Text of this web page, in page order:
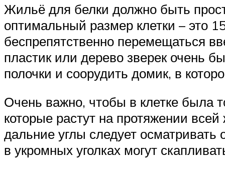
Жильё для белки должно быть
оптимальный размер клетки – это
беспрепятственно перемещаться
пластик или дерево зверек очень
полочки и соорудить домик, в
Очень важно, чтобы в клетке была
которые растут на протяжении
дальние углы следует
в укромных уголках могут